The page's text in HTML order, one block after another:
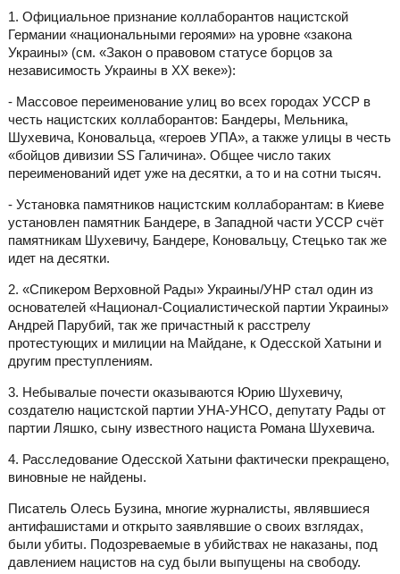
1. Официальное признание коллаборантов нацистской
Германии «национальными героями» на уровне «закона
Украины» (см. «Закон о правовом статусе борцов за
независимость Украины в XX веке»):
- Массовое переименование улиц во всех городах УССР в
честь нацистских коллаборантов: Бандеры, Мельника,
Шухевича, Коновальца, «героев УПА», а также улицы в честь
«бойцов дивизии SS Галичина». Общее число таких
переименований идет уже на десятки, а то и на сотни тысяч.
- Установка памятников нацистским коллаборантам: в Киеве
установлен памятник Бандере, в Западной части УССР счёт
памятникам Шухевичу, Бандере, Коновальцу, Стецько так же
идет на десятки.
2. «Спикером Верховной Рады» Украины/УНР стал один из
основателей «Национал-Социалистической партии Украины»
Андрей Парубий, так же причастный к расстрелу
протестующих и милиции на Майдане, к Одесской Хатыни и
другим преступлениям.
3. Небывалые почести оказываются Юрию Шухевичу,
создателю нацистской партии УНА-УНСО, депутату Рады от
партии Ляшко, сыну известного нациста Романа Шухевича.
4. Расследование Одесской Хатыни фактически прекращено,
виновные не найдены.
Писатель Олесь Бузина, многие журналисты, являвшиеся
антифашистами и открыто заявлявшие о своих взглядах,
были убиты. Подозреваемые в убийствах не наказаны, под
давлением нацистов на суд были выпущены на свободу.